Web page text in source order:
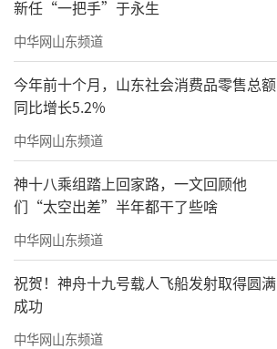
新任“一把手”于永生
中华网山东频道
今年前十个月，山东社会消费品零售总额
同比增长5.2%
中华网山东频道
神十八乘组踏上回家路，一文回顾他
们“太空出差”半年都干了些啥
中华网山东频道
祝贺！神舟十九号载人飞船发射取得圆满
成功
中华网山东频道